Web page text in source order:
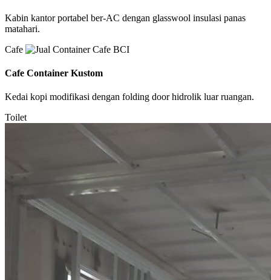
Kabin kantor portabel ber-AC dengan glasswool insulasi panas
matahari.
Cafe
Cafe Container Kustom
Kedai kopi modifikasi dengan folding door hidrolik luar ruangan.
Toilet